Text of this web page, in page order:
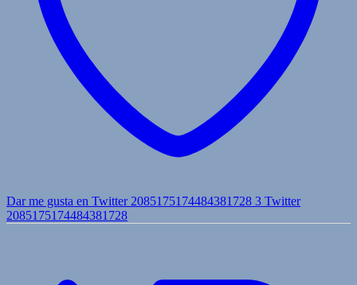
Dar me gusta en Twitter 2085175174484381728 3 Twitter
2085175174484381728